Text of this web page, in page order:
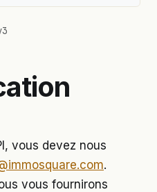
vous devez nous
.
vous fournirons